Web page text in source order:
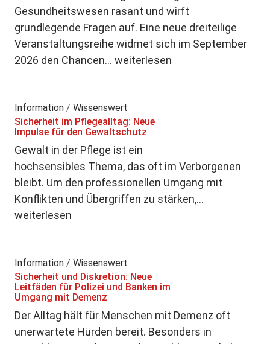
Gesundheitswesen rasant und wirft
grundlegende Fragen auf. Eine neue dreiteilige
Veranstaltungsreihe widmet sich im September
2026 den Chancen… weiterlesen
Information/ Wissenswert
Sicherheit im Pflegealltag: Neue
Impulse für den Gewaltschutz
Gewalt in der Pflege ist ein
hochsensibles Thema, das oft im Verborgenen
bleibt. Um den professionellen Umgang mit
Konflikten und Übergriffen zu stärken,…
weiterlesen
Information/ Wissenswert
Sicherheit und Diskretion: Neue
Leitfäden für Polizei und Banken im
Umgang mit Demenz
Der Alltag hält für Menschen mit Demenz oft
unerwartete Hürden bereit. Besonders in